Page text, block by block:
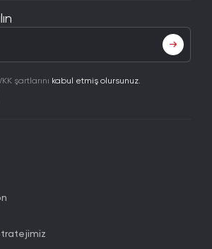
şartlarını kabul etmiş olursunuz.